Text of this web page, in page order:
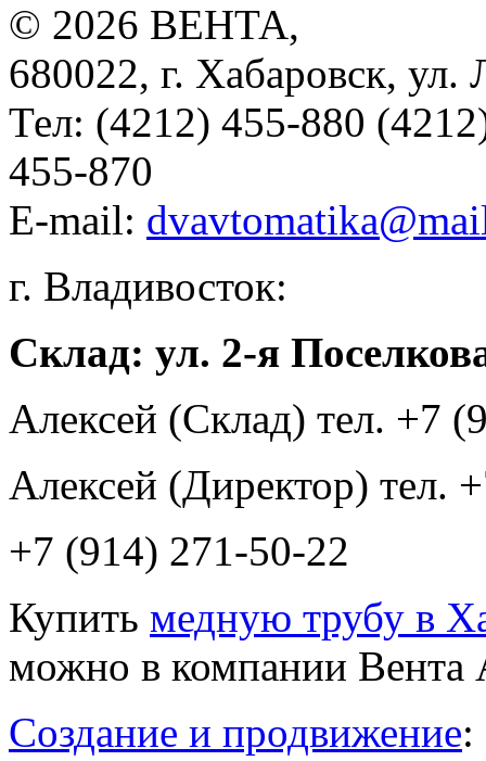
© 2026 ВЕНТА,
680022, г. Хабаровск, ул.
Тел: (4212) 455-880
455-870
E-mail:
г. Владивосток:
Склад: ул. 2-я
Алексей (Склад) тел. +7
Алексей (Директор) тел.
+7 (914) 271-50-22
Купить медную трубу в
можно в компании Вента
Создание и продвижение: